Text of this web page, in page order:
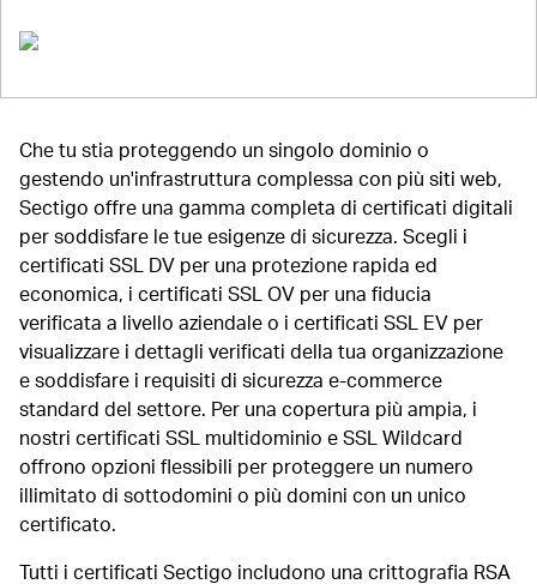
Che tu stia proteggendo un singolo dominio o
gestendo un'infrastruttura complessa con più siti web,
Sectigo offre una gamma completa di certificati digitali
per soddisfare le tue esigenze di sicurezza. Scegli i
certificati SSL DV per una protezione rapida ed
economica, i certificati SSL OV per una fiducia
verificata a livello aziendale o i certificati SSL EV per
visualizzare i dettagli verificati della tua organizzazione
e soddisfare i requisiti di sicurezza e-commerce
standard del settore. Per una copertura più ampia, i
nostri certificati SSL multidominio e SSL Wildcard
offrono opzioni flessibili per proteggere un numero
illimitato di sottodomini o più domini con un unico
certificato.
Tutti i certificati Sectigo includono una crittografia RSA